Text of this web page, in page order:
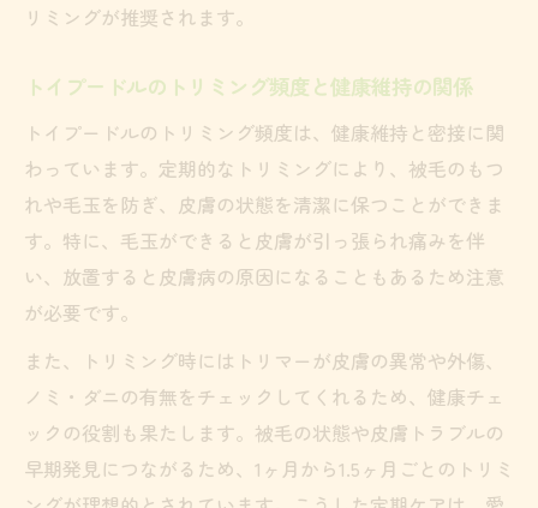
トイプードルの理想頻度と間隔管理の重要
日々のケアが導くトイプードル美しい被毛維持
術
トイプードルの日々のケアで被毛美を維持
トイプードルの被毛維持に欠かせない日常
ケア
トイプードルを美しく保つ日々のケアポイ
ント
トイプードルの健康な被毛を守るケア習慣
トイプードルの艶やかな被毛を支えるケア
頻度
トリミング頻度で差がつくトイプードルの健康
リミングが推奨されます。
トイプードルのトリミング頻度と健康維持の関係
トイプードルのトリミング頻度は、健康維持と密接に関
わっています。定期的なトリミングにより、被毛のもつ
れや毛玉を防ぎ、皮膚の状態を清潔に保つことができま
す。特に、毛玉ができると皮膚が引っ張られ痛みを伴
い、放置すると皮膚病の原因になることもあるため注意
が必要です。
また、トリミング時にはトリマーが皮膚の異常や外傷、
ノミ・ダニの有無をチェックしてくれるため、健康チェ
ックの役割も果たします。被毛の状態や皮膚トラブルの
早期発見につながるため、1ヶ月から1.5ヶ月ごとのトリミ